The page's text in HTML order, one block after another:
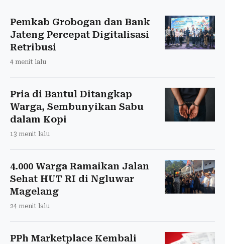
Pemkab Grobogan dan Bank
Jateng Percepat Digitalisasi
Retribusi
4 menit lalu
Pria di Bantul Ditangkap
Warga, Sembunyikan Sabu
dalam Kopi
13 menit lalu
4.000 Warga Ramaikan Jalan
Sehat HUT RI di Ngluwar
Magelang
24 menit lalu
PPh Marketplace Kembali